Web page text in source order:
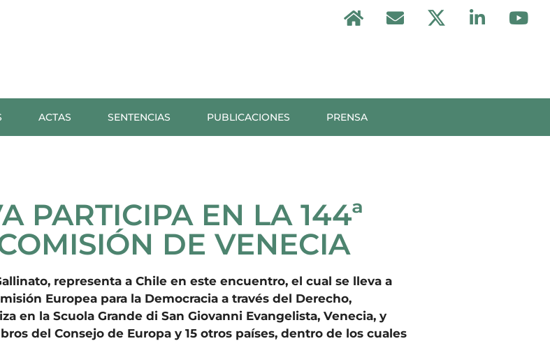
ACTAS SENTENCIAS PUBLICACIONES PRENSA
PARTICIPA EN LA 144ª
DE VENECIA
representa a Chile en este encuentro, el cual se lleva a
Europea para la Democracia a través del Derecho,
en la Scuola Grande di San Giovanni Evangelista, Venecia, y
del Consejo de Europa y 15 otros países, dentro de los cuales